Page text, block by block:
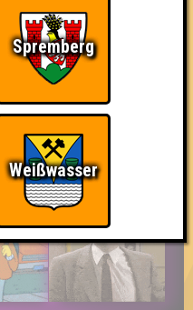
Sieg!
Wiederzehn macht
Freude
Spremberg
Weißwasser